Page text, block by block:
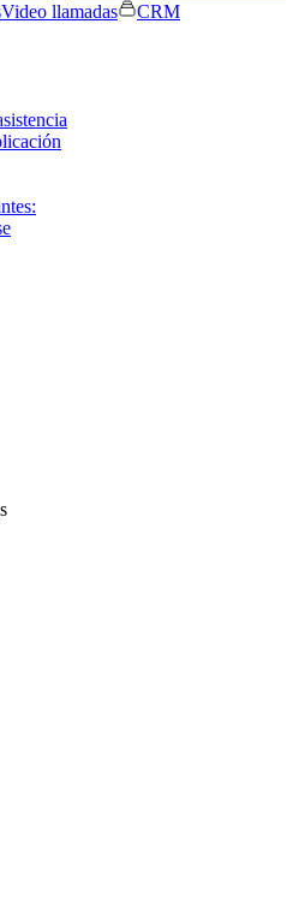
Video llamadas
CRM